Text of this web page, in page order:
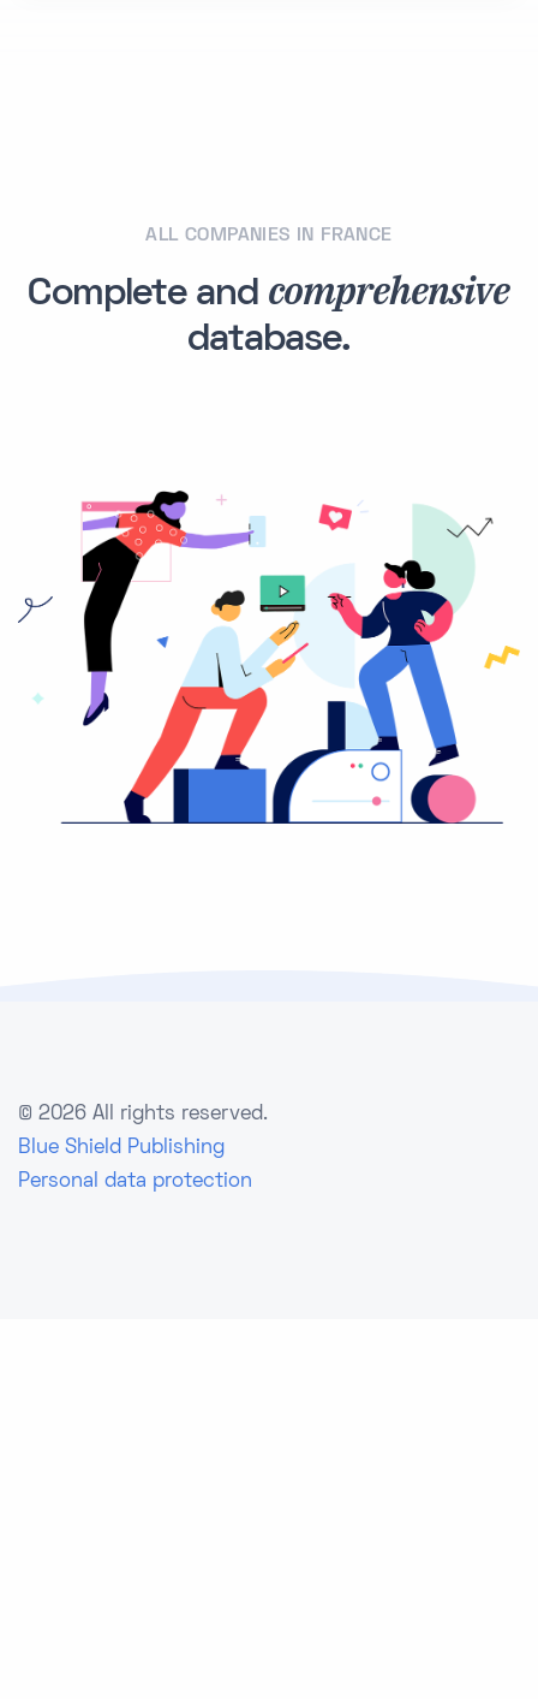
ALL COMPANIES IN FRANCE
Complete and comprehensive
database.
© 2026 All rights reserved.
Blue Shield Publishing
Personal data protection